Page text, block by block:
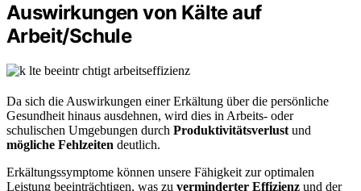
Auswirkungen von Kälte auf
Arbeit/Schule
Da sich die Auswirkungen einer Erkältung über die persönliche
Gesundheit hinaus ausdehnen, wird dies in Arbeits- oder
schulischen Umgebungen durch Produktivitätsverlust und
mögliche Fehlzeiten deutlich.
Erkältungssymptome können unsere Fähigkeit zur optimalen
Leistung beeinträchtigen, was zu verminderter Effizienz und der